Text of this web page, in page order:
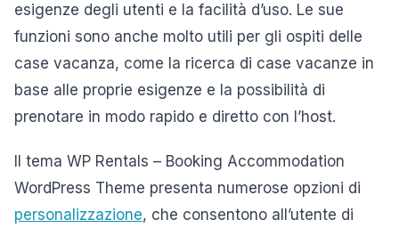
esigenze degli utenti e la facilità d’uso. Le sue
funzioni sono anche molto utili per gli ospiti delle
case vacanza, come la ricerca di case vacanze in
base alle proprie esigenze e la possibilità di
prenotare in modo rapido e diretto con l’host.
Il tema WP Rentals – Booking Accommodation
WordPress Theme presenta numerose opzioni di
personalizzazione, che consentono all’utente di